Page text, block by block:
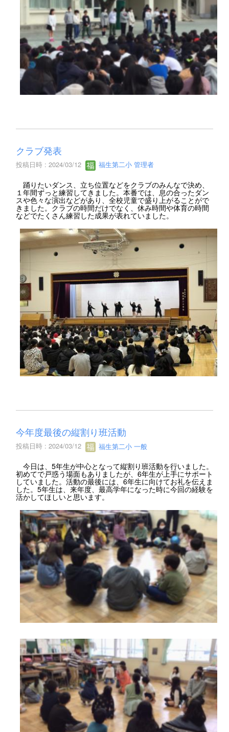
クラブ発表
投稿日時 : 2024/03/12 福生第二小 管理者
踊りたいダンス、立ち位置などをクラブのみんなで決め、
１年間ずっと練習してきました。本番では、息の合ったダン
スや色々な演出などがあり、全校児童で盛り上がることがで
きました。クラブの時間だけでなく、休み時間や体育の時間
などでたくさん練習した成果が表れていました。
今年度最後の縦割り班活動
投稿日時 : 2024/03/12 福生第二小 一般
今日は、5年生が中心となって縦割り班活動を行いました。
初めてで戸惑う場面もありましたが、6年生が上手にサポート
していました。活動の最後には、6年生に向けてお礼を伝えま
した。5年生は、来年度、最高学年になった時に今回の経験を
活かしてほしいと思います。